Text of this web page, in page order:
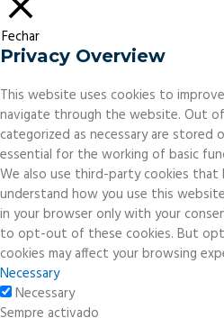
Fechar
Privacy Overview
This website uses cookies to
navigate through the website. Out
categorized as necessary are stored
essential for the working of basic
We also use third-party cookies that
understand how you use this
in your browser only with your
to opt-out of these cookies. But
cookies may affect your browsing
Necessary
Necessary
Sempre activado